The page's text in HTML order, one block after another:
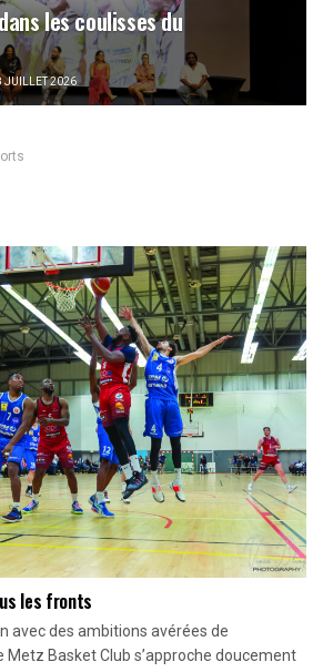
les coulisses du
JUILLET 2026
les fronts
avec des ambitions avérées de
Basket Club s’approche doucement